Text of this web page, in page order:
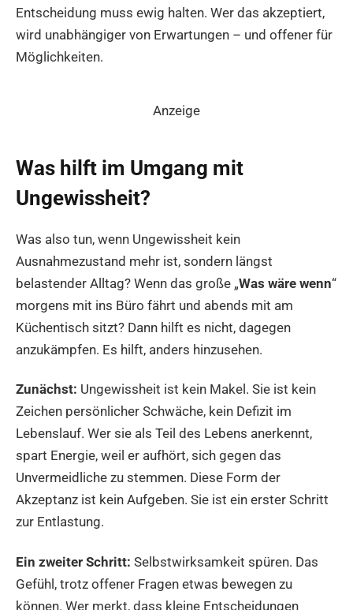
Entscheidung muss ewig halten. Wer das akzeptiert,
wird unabhängiger von Erwartungen – und offener für
Möglichkeiten.
Anzeige
Was hilft im Umgang mit
Ungewissheit?
Was also tun, wenn Ungewissheit kein
Ausnahmezustand mehr ist, sondern längst
belastender Alltag? Wenn das große „Was wäre wenn“
morgens mit ins Büro fährt und abends mit am
Küchentisch sitzt? Dann hilft es nicht, dagegen
anzukämpfen. Es hilft, anders hinzusehen.
Zunächst: Ungewissheit ist kein Makel. Sie ist kein
Zeichen persönlicher Schwäche, kein Defizit im
Lebenslauf. Wer sie als Teil des Lebens anerkennt,
spart Energie, weil er aufhört, sich gegen das
Unvermeidliche zu stemmen. Diese Form der
Akzeptanz ist kein Aufgeben. Sie ist ein erster Schritt
zur Entlastung.
Ein zweiter Schritt: Selbstwirksamkeit spüren. Das
Gefühl, trotz offener Fragen etwas bewegen zu
können. Wer merkt, dass kleine Entscheidungen